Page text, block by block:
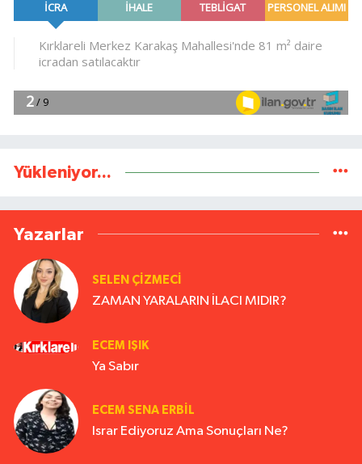
Yükleniyor...
Yazarlar
SELEN ÇİZMECİ
ZAMAN YARALARIN İLACI MIDIR?
ECEM IŞIK
Ya Sabır
ECEM SENA ERBIL
Israr Ediyoruz Ama Sonuçları Ne?